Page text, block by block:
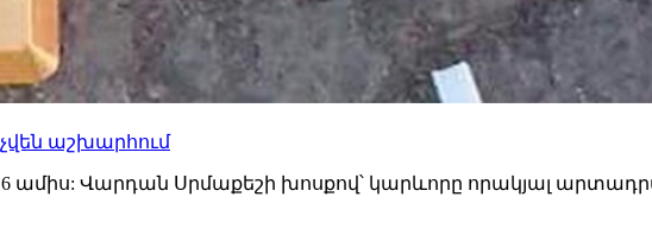
աշխարհում
ամիս: Վարդան Սրմաքեշի խոսքով՝ կարևորը որակյալ